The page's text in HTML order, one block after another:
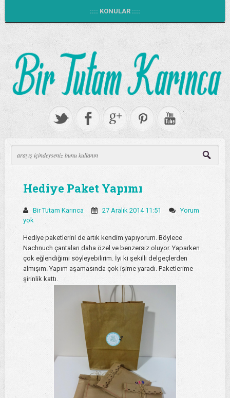
:::: KONULAR ::::
Hediye Paket Yapımı
Bir Tutam Karınca 27 Aralık 2014 11:51
Yorum
yok
Hediye paketlerini de artık kendim yapıyorum. Böylece
Nachnuch çantaları daha özel ve benzersiz oluyor. Yaparken
çok eğlendiğimi söyleyebilirim. İyi ki şekilli delgeçlerden
almışım. Yapım aşamasında çok işime yaradı. Paketlerime
şirinlik kattı.